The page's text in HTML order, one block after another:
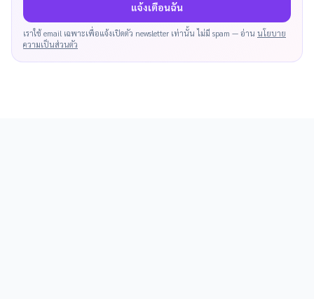
แจ้งเตือนฉัน
เราใช้ email เฉพาะเพื่อแจ้งเปิดตัว newsletter เท่านั้น ไม่มี spam — อ่าน นโยบาย
ความเป็นส่วนตัว